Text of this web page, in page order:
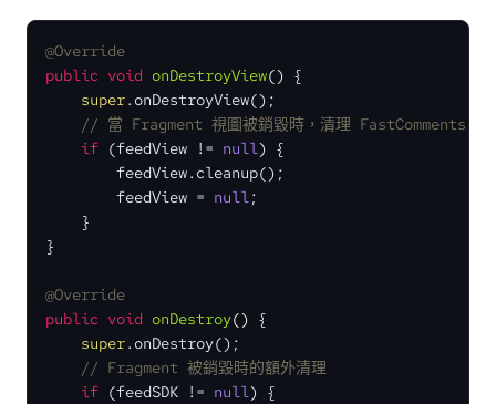
@Override
public void onDestroyView()
{
super.onDestroyView();
// 當 Fragment 視圖被銷毀時，清理 FastComments 視
if (feedView != null ) {
        feedView.cleanup();
        feedView =
null ;
    }
}
@Override
public void onDestroy()
{
super.onDestroy();
// Fragment 被銷毀時的額外清理
if (feedSDK != null ) {